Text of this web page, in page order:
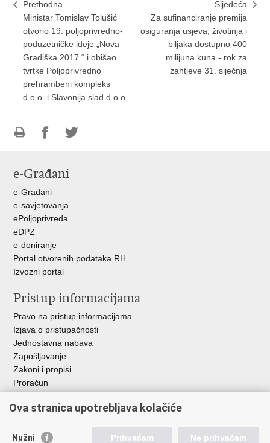
Prethodna
Ministar Tomislav Tolušić
otvorio 19. poljoprivredno-
poduzetničke ideje „Nova
Gradiška 2017.“ i obišao
tvrtke Poljoprivredno
prehrambeni kompleks
d.o.o. i Slavonija slad d.o.o.
Sljedeća
Za sufinanciranje premija
osiguranja usjeva, životinja i
biljaka dostupno 400
milijuna kuna - rok za
zahtjeve 31. siječnja
FacebookuTwitteru
e-Građani
e-Građani
e-savjetovanja
ePoljoprivreda
eDPZ
e-doniranje
Portal otvorenih podataka RH
Izvozni portal
Pristup informacijama
Pravo na pristup informacijama
Izjava o pristupačnosti
Jednostavna nabava
Zapošljavanje
Zakoni i propisi
Proračun
RH
Važne poveznice
Ova stranica upotrebljava kolačiće
Nužni Prihvaćam Ne prihvaćam